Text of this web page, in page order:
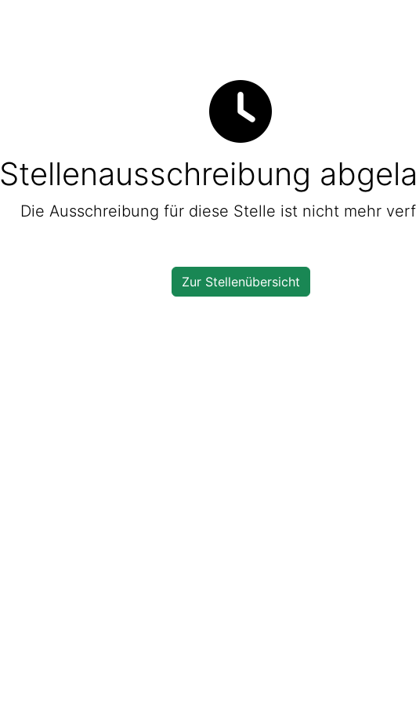
Stellenausschreibung
Die Ausschreibung für diese Stelle ist nicht mehr
Zur Stellenübersicht